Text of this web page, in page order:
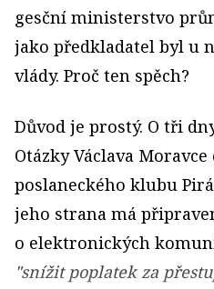
gesční ministerstvo
jako předkladatel byl u
vlády. Proč ten spěch?
Důvod je prostý. O tři
Otázky Václava
poslaneckého klubu
jeho strana má
o elektronických
"snížit poplatek za